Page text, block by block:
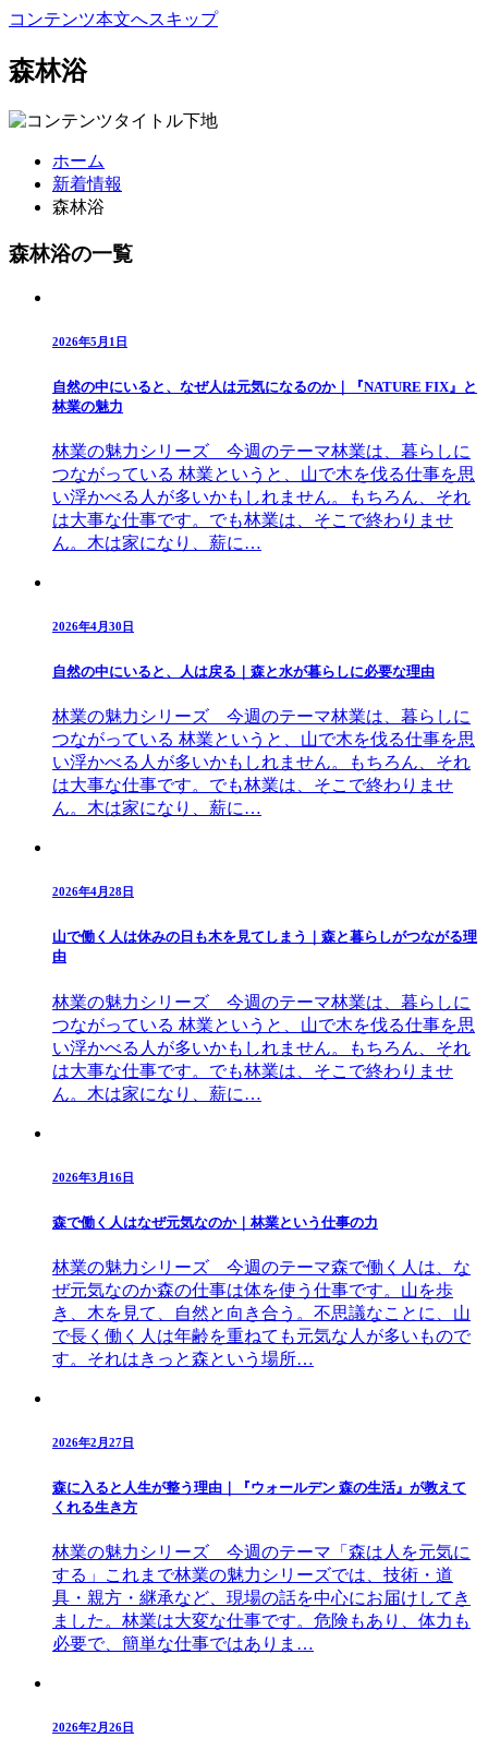
コンテンツ本文へスキップ
森林浴
ホーム
新着情報
森林浴
森林浴の一覧
2026年5月1日
自然の中にいると、なぜ人は元気になるのか｜『NATURE FIX』と
林業の魅力
林業の魅力シリーズ 今週のテーマ林業は、暮らしに
つながっている 林業というと、山で木を伐る仕事を思
い浮かべる人が多いかもしれません。もちろん、それ
は大事な仕事です。でも林業は、そこで終わりませ
ん。木は家になり、薪に…
2026年4月30日
自然の中にいると、人は戻る｜森と水が暮らしに必要な理由
林業の魅力シリーズ 今週のテーマ林業は、暮らしに
つながっている 林業というと、山で木を伐る仕事を思
い浮かべる人が多いかもしれません。もちろん、それ
は大事な仕事です。でも林業は、そこで終わりませ
ん。木は家になり、薪に…
2026年4月28日
山で働く人は休みの日も木を見てしまう｜森と暮らしがつながる理
由
林業の魅力シリーズ 今週のテーマ林業は、暮らしに
つながっている 林業というと、山で木を伐る仕事を思
い浮かべる人が多いかもしれません。もちろん、それ
は大事な仕事です。でも林業は、そこで終わりませ
ん。木は家になり、薪に…
2026年3月16日
森で働く人はなぜ元気なのか｜林業という仕事の力
林業の魅力シリーズ 今週のテーマ森で働く人は、な
ぜ元気なのか森の仕事は体を使う仕事です。山を歩
き、木を見て、自然と向き合う。不思議なことに、山
で長く働く人は年齢を重ねても元気な人が多いもので
す。それはきっと森という場所…
2026年2月27日
森に入ると人生が整う理由｜『ウォールデン 森の生活』が教えて
くれる生き方
林業の魅力シリーズ 今週のテーマ「森は人を元気に
する」これまで林業の魅力シリーズでは、技術・道
具・親方・継承など、現場の話を中心にお届けしてき
ました。林業は大変な仕事です。危険もあり、体力も
必要で、簡単な仕事ではありま…
2026年2月26日